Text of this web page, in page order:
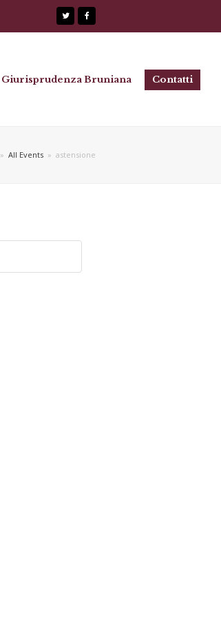
Twitter
Giurisprudenza Bruniana Contatti
» All Events » astensione